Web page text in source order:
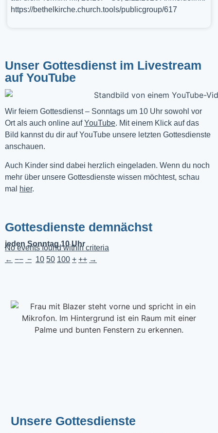
https://bethelkirche.church.tools/publicgroup/617
Unser Gottesdienst im Livestream
auf YouTube
Wir feiern Gottesdienst – Sonntags um 10 Uhr sowohl vor
Ort als auch online auf YouTube. Mit einem Klick auf das
Bild kannst du dir auf YouTube unsere letzten Gottesdienste
anschauen.
Auch Kinder sind dabei herzlich eingeladen. Wenn du noch
mehr über unsere Gottesdienste wissen möchtest, schau
mal
hier.
Gottesdienste demnächst
jeden Sonntag 10 Uhr
No events found within criteria
← −− − 10 50 100 + ++ →
Unsere Gottesdienste